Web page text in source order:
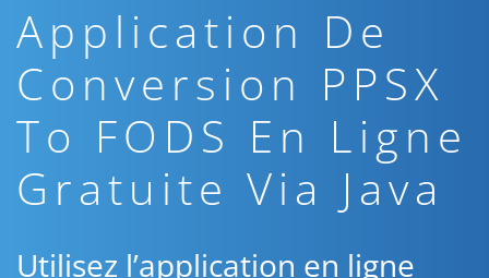
Application De
Conversion PPSX
To FODS En Ligne
Gratuite Via Java
Utilisez l’application en ligne